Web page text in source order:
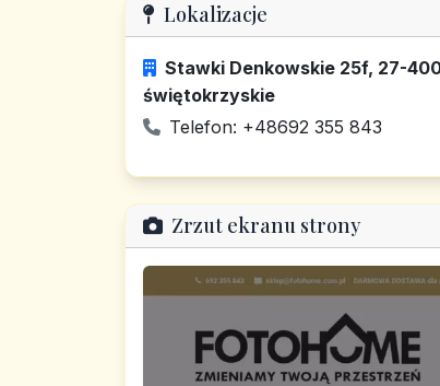
Lokalizacje
Stawki Denkowskie 25f, 27-
świętokrzyskie
Telefon: +48692 355 843
Zrzut ekranu strony